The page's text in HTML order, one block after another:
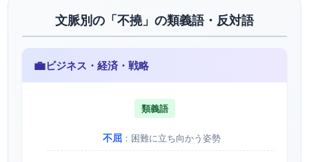
文脈別の「不撓」の類義語・反対語
💼ビジネス・経済・戦略
類義語
不屈：困難に立ち向かう姿勢